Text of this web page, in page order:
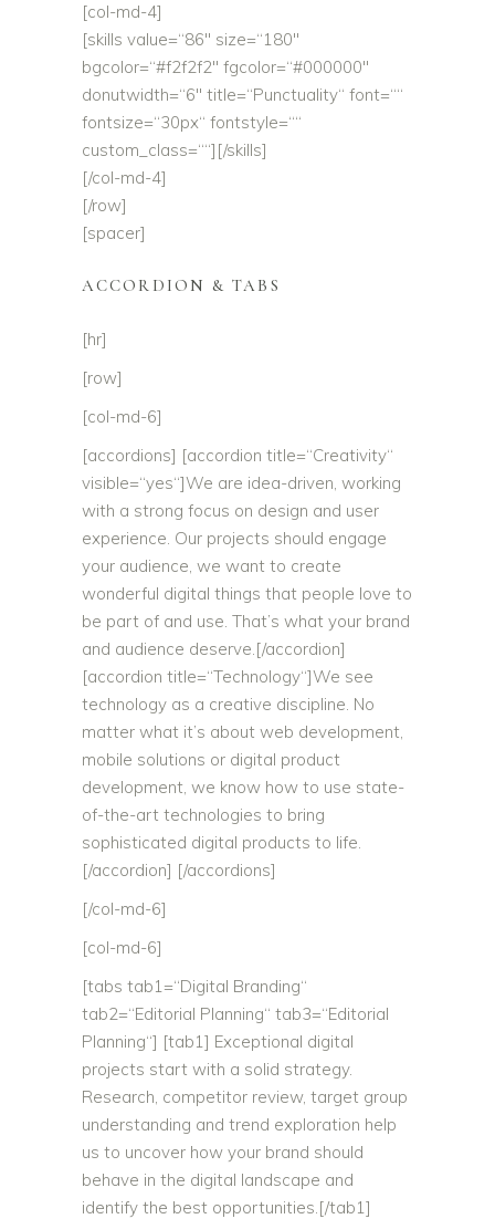
[col-md-4]
[skills value=“86″ size=“180″
bgcolor=“#f2f2f2″ fgcolor=“#000000″
donutwidth=“6″ title=“Punctuality“ font=““
fontsize=“30px“ fontstyle=““
custom_class=““][/skills]
[/col-md-4]
[/row]
[spacer]
ACCORDION & TABS
[hr]
[row]
[col-md-6]
[accordions] [accordion title=“Creativity“
visible=“yes“]We are idea-driven, working
with a strong focus on design and user
experience. Our projects should engage
your audience, we want to create
wonderful digital things that people love to
be part of and use. That’s what your brand
and audience deserve.[/accordion]
[accordion title=“Technology“]We see
technology as a creative discipline. No
matter what it’s about web development,
mobile solutions or digital product
development, we know how to use state-
of-the-art technologies to bring
sophisticated digital products to life.
[/accordion] [/accordions]
[/col-md-6]
[col-md-6]
[tabs tab1=“Digital Branding“
tab2=“Editorial Planning“ tab3=“Editorial
Planning“] [tab1] Exceptional digital
projects start with a solid strategy.
Research, competitor review, target group
understanding and trend exploration help
us to uncover how your brand should
behave in the digital landscape and
identify the best opportunities.[/tab1]